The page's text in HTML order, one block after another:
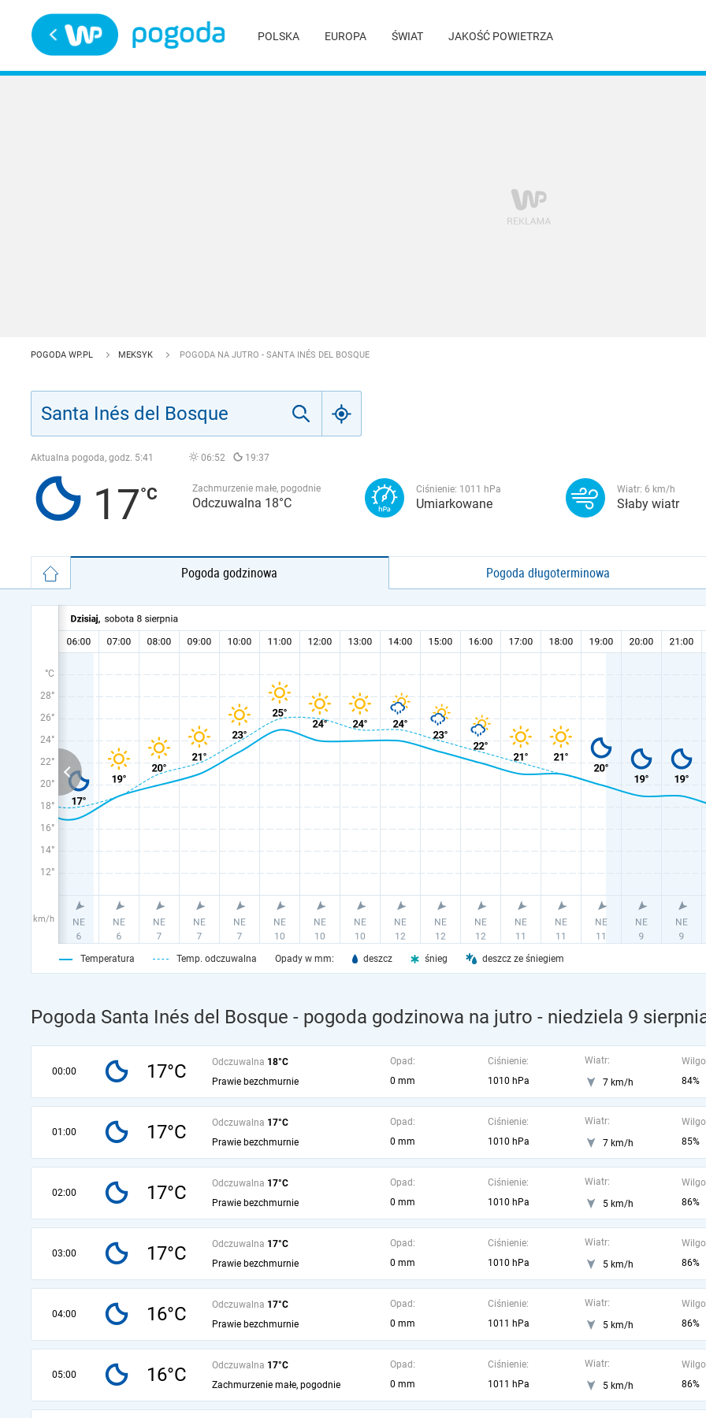
POLSKA EUROPA ŚWIAT JAKOŚĆ POWIETRZA
POGODA WP.PL MEKSYK POGODA NA JUTRO - SANTA INÉS DEL BOSQUE
Aktualna pogoda, godz. 5:41 06:52 19:37
17 Zachmurzenie małe, pogodnie
Odczuwalna 18°C
Ciśnienie: 1011 hPa
Umiarkowane
Wiatr: 6 km/h
Słaby wiatr
Pogoda godzinowa Pogoda długoterminowa
°C
28°
26°
24°
22°
20°
18°
16°
14°
12°
km/h
Temperatura Temp. odczuwalna Opady w mm: deszcz śnieg deszcz ze śniegiem
Pogoda Santa Inés del Bosque - pogoda godzinowa na jutro - niedziela 9
00:00 17°C Odczuwalna 18°C
Prawie bezchmurnie
Opad:
0 mm
Ciśnienie:
1010 hPa
Wiatr:
7 km/h
84%
01:00 17°C Odczuwalna 17°C
Prawie bezchmurnie
Opad:
0 mm
Ciśnienie:
1010 hPa
Wiatr:
7 km/h
85%
02:00 17°C Odczuwalna 17°C
Prawie bezchmurnie
Opad:
0 mm
Ciśnienie:
1010 hPa
Wiatr:
5 km/h
86%
03:00 17°C Odczuwalna 17°C
Prawie bezchmurnie
Opad:
0 mm
Ciśnienie:
1010 hPa
Wiatr:
5 km/h
86%
04:00 16°C Odczuwalna 17°C
Prawie bezchmurnie
Opad:
0 mm
Ciśnienie:
1011 hPa
Wiatr:
5 km/h
86%
05:00 16°C Odczuwalna 17°C
Zachmurzenie małe, pogodnie
Opad:
0 mm
Ciśnienie:
1011 hPa
Wiatr:
5 km/h
86%